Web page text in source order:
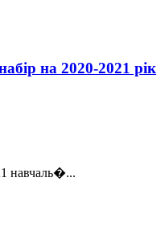
на 2020-2021 рік
навчаль�...